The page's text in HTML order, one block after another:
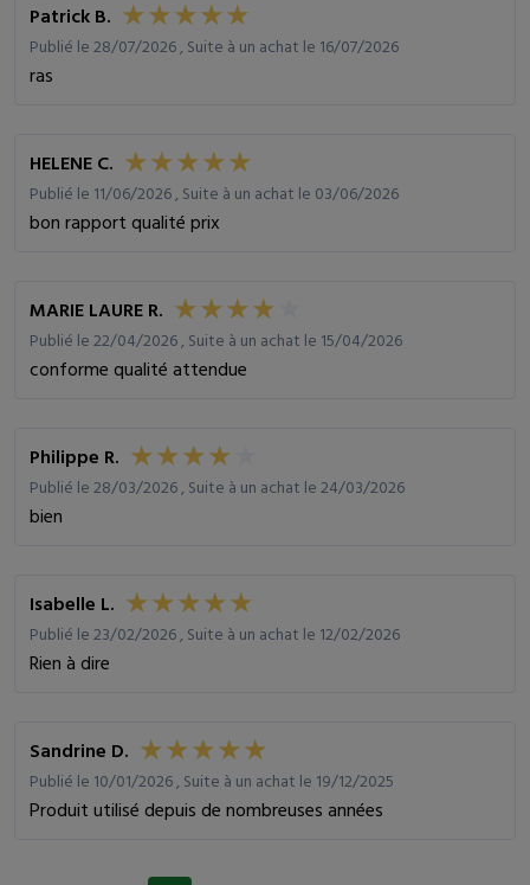
Patrick B.
Publié le 28/07/2026 , Suite à un achat le 16/07/2026
ras
HELENE C.
Publié le 11/06/2026 , Suite à un achat le 03/06/2026
bon rapport qualité prix
MARIE LAURE R.
Publié le 22/04/2026 , Suite à un achat le 15/04/2026
conforme qualité attendue
Philippe R.
Publié le 28/03/2026 , Suite à un achat le 24/03/2026
bien
Isabelle L.
Publié le 23/02/2026 , Suite à un achat le 12/02/2026
Rien à dire
Sandrine D.
Publié le 10/01/2026 , Suite à un achat le 19/12/2025
Produit utilisé depuis de nombreuses années